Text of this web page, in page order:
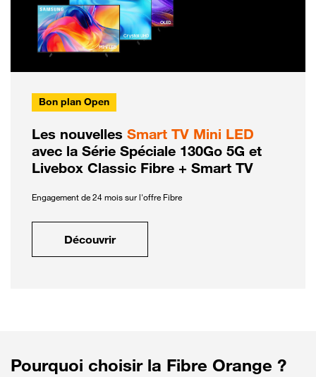
Bon plan Open
Les nouvelles Smart TV Mini LED
avec la Série Spéciale 130Go 5G et
Livebox Classic Fibre + Smart TV
Engagement de 24 mois sur l'offre Fibre
Découvrir
Pourquoi choisir la Fibre Orange ?